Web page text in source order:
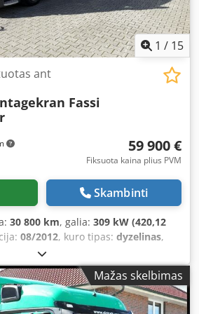
1 / 15
ant
Fassi
59 900 €
Fiksuota kaina plius PVM
Skambinti
30 800 km, galia: 309 kW (420,12
08/2012, kuro tipas: dyzelinas,
, didžiausias leistinas svoris:
000 kg, ašių konfigūracija:4x2, ratų
dyzelinas, stabdžiai:variklio
, vairuotojo kabina:miegamoji
mechaninis, emisijos klasė:Euro 5,
Mažas skelbimas